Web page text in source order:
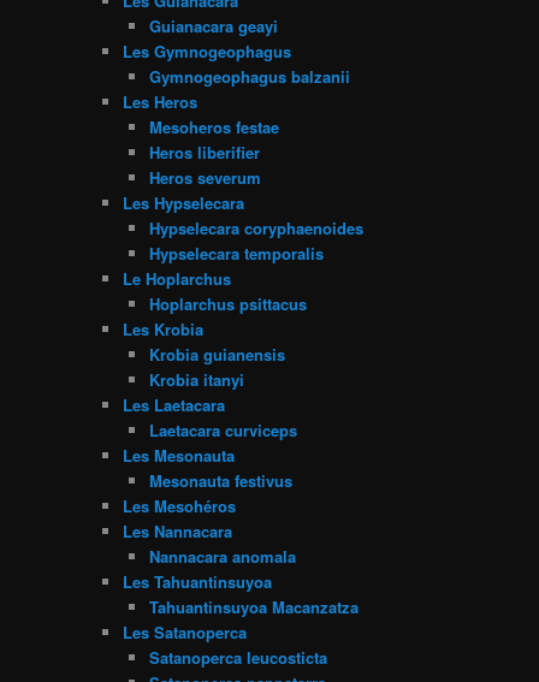
Guianacara geayi
Les Gymnogeophagus
Gymnogeophagus balzanii
Les Heros
Mesoheros festae
Heros liberifier
Heros severum
Les Hypselecara
Hypselecara coryphaenoides
Hypselecara temporalis
Le Hoplarchus
Hoplarchus psittacus
Les Krobia
Krobia guianensis
Krobia itanyi
Les Laetacara
Laetacara curviceps
Les Mesonauta
Mesonauta festivus
Les Mesohéros
Les Nannacara
Nannacara anomala
Les Tahuantinsuyoa
Tahuantinsuyoa Macanzatza
Les Satanoperca
Satanoperca leucosticta